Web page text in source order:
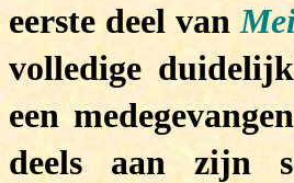
eerste deel van
volledige
een
deels aan zijn